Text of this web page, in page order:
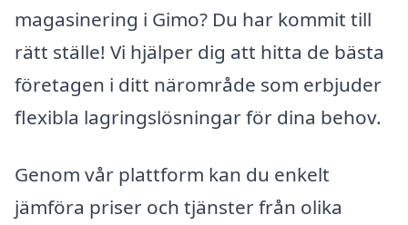
magasinering i Gimo? Du har kommit till
rätt ställe! Vi hjälper dig att hitta de bästa
företagen i ditt närområde som erbjuder
flexibla lagringslösningar för dina behov.
Genom vår plattform kan du enkelt
jämföra priser och tjänster från olika